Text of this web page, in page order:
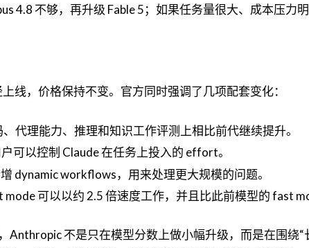
4.8 不够，再升级 Fable 5；如果任务量很大、成本压力明
线，价格保持不变。官方同时强调了几项配套变化：
、代理能力、推理和知识工作评测上相比前代继续提升。
可以控制 Claude 在任务上投入的 effort。
dynamic workflows，用来处理更大规模的问题。
mode 可以以约 2.5 倍速度工作，并且比此前模型的 fast
Anthropic 不是只在模型分数上做小幅升级，而是在围绕“